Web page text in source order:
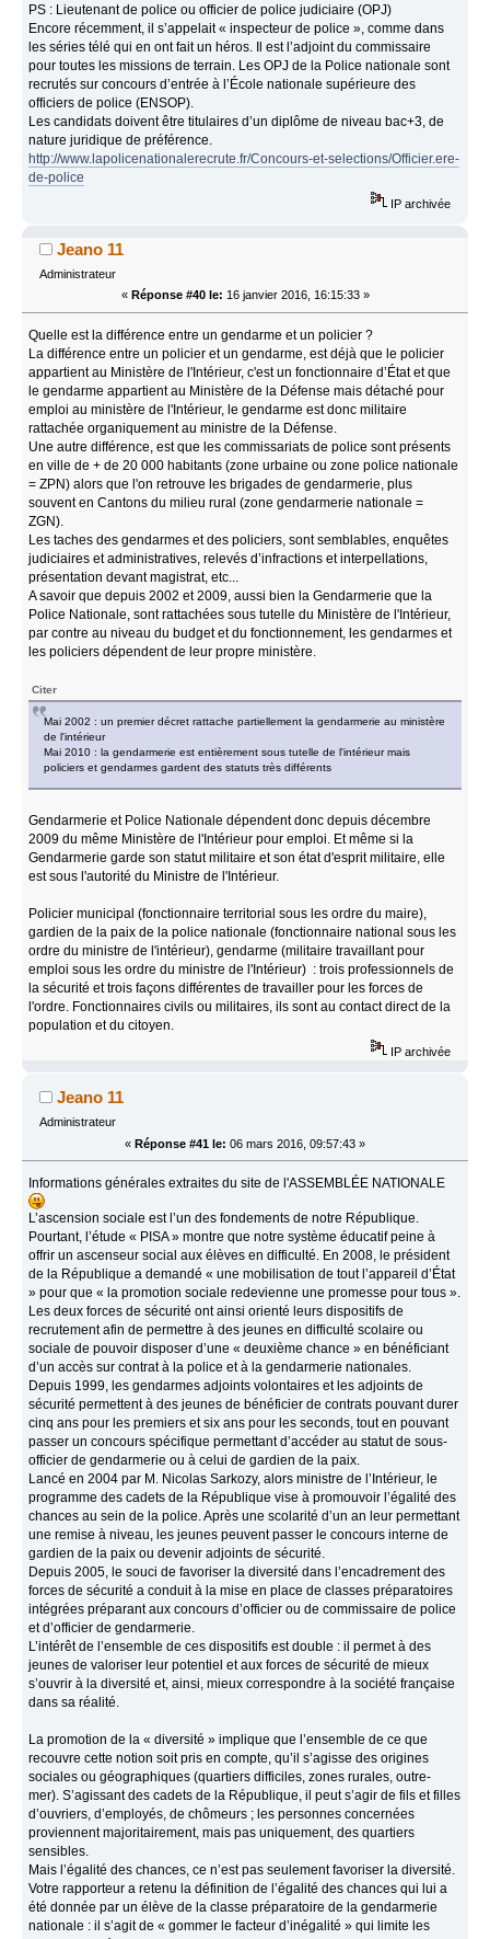
PS : Lieutenant de police ou officier de police judiciaire (OPJ)
Encore récemment, il s’appelait « inspecteur de police », comme dans
les séries télé qui en ont fait un héros. Il est l’adjoint du commissaire
pour toutes les missions de terrain. Les OPJ de la Police nationale sont
recrutés sur concours d’entrée à l’École nationale supérieure des
officiers de police (ENSOP).
Les candidats doivent être titulaires d’un diplôme de niveau bac+3, de
nature juridique de préférence.
http://www.lapolicenationalerecrute.fr/Concours-et-selections/Officier.ere-
de-police
IP archivée
Jeano 11
Administrateur
« Réponse #40 le: 16 janvier 2016, 16:15:33 »
Quelle est la différence entre un gendarme et un policier ?
La différence entre un policier et un gendarme, est déjà que le policier
appartient au Ministère de l'Intérieur, c'est un fonctionnaire d’État et que
le gendarme appartient au Ministère de la Défense mais détaché pour
emploi au ministère de l'Intérieur, le gendarme est donc militaire
rattachée organiquement au ministre de la Défense.
Une autre différence, est que les commissariats de police sont présents
en ville de + de 20 000 habitants (zone urbaine ou zone police nationale
= ZPN) alors que l'on retrouve les brigades de gendarmerie, plus
souvent en Cantons du milieu rural (zone gendarmerie nationale =
ZGN).
Les taches des gendarmes et des policiers, sont semblables, enquêtes
judiciaires et administratives, relevés d’infractions et interpellations,
présentation devant magistrat, etc...
A savoir que depuis 2002 et 2009, aussi bien la Gendarmerie que la
Police Nationale, sont rattachées sous tutelle du Ministère de l'Intérieur,
par contre au niveau du budget et du fonctionnement, les gendarmes et
les policiers dépendent de leur propre ministère.
Citer
Mai 2002 : un premier décret rattache partiellement la gendarmerie au ministère
de l'intérieur
Mai 2010 : la gendarmerie est entièrement sous tutelle de l'intérieur mais
policiers et gendarmes gardent des statuts très différents
Gendarmerie et Police Nationale dépendent donc depuis décembre
2009 du même Ministère de l'Intérieur pour emploi. Et même si la
Gendarmerie garde son statut militaire et son état d'esprit militaire, elle
est sous l'autorité du Ministre de l'Intérieur.
Policier municipal (fonctionnaire territorial sous les ordre du maire),
gardien de la paix de la police nationale (fonctionnaire national sous les
ordre du ministre de l'intérieur), gendarme (militaire travaillant pour
emploi sous les ordre du ministre de l'Intérieur) : trois professionnels de
la sécurité et trois façons différentes de travailler pour les forces de
l'ordre. Fonctionnaires civils ou militaires, ils sont au contact direct de la
population et du citoyen.
IP archivée
Jeano 11
Administrateur
« Réponse #41 le: 06 mars 2016, 09:57:43 »
Informations générales extraites du site de l'ASSEMBLÉE NATIONALE
L’ascension sociale est l’un des fondements de notre République.
Pourtant, l’étude « PISA » montre que notre système éducatif peine à
offrir un ascenseur social aux élèves en difficulté. En 2008, le président
de la République a demandé « une mobilisation de tout l’appareil d’État
» pour que « la promotion sociale redevienne une promesse pour tous ».
Les deux forces de sécurité ont ainsi orienté leurs dispositifs de
recrutement afin de permettre à des jeunes en difficulté scolaire ou
sociale de pouvoir disposer d’une « deuxième chance » en bénéficiant
d’un accès sur contrat à la police et à la gendarmerie nationales.
Depuis 1999, les gendarmes adjoints volontaires et les adjoints de
sécurité permettent à des jeunes de bénéficier de contrats pouvant durer
cinq ans pour les premiers et six ans pour les seconds, tout en pouvant
passer un concours spécifique permettant d’accéder au statut de sous-
officier de gendarmerie ou à celui de gardien de la paix.
Lancé en 2004 par M. Nicolas Sarkozy, alors ministre de l’Intérieur, le
programme des cadets de la République vise à promouvoir l’égalité des
chances au sein de la police. Après une scolarité d’un an leur permettant
une remise à niveau, les jeunes peuvent passer le concours interne de
gardien de la paix ou devenir adjoints de sécurité.
Depuis 2005, le souci de favoriser la diversité dans l’encadrement des
forces de sécurité a conduit à la mise en place de classes préparatoires
intégrées préparant aux concours d’officier ou de commissaire de police
et d’officier de gendarmerie.
L’intérêt de l’ensemble de ces dispositifs est double : il permet à des
jeunes de valoriser leur potentiel et aux forces de sécurité de mieux
s’ouvrir à la diversité et, ainsi, mieux correspondre à la société française
dans sa réalité.
La promotion de la « diversité » implique que l’ensemble de ce que
recouvre cette notion soit pris en compte, qu’il s’agisse des origines
sociales ou géographiques (quartiers difficiles, zones rurales, outre-
mer). S’agissant des cadets de la République, il peut s’agir de fils et filles
d’ouvriers, d’employés, de chômeurs ; les personnes concernées
proviennent majoritairement, mais pas uniquement, des quartiers
sensibles.
Mais l’égalité des chances, ce n’est pas seulement favoriser la diversité.
Votre rapporteur a retenu la définition de l’égalité des chances qui lui a
été donnée par un élève de la classe préparatoire de la gendarmerie
nationale : il s’agit de « gommer le facteur d’inégalité » qui limite les